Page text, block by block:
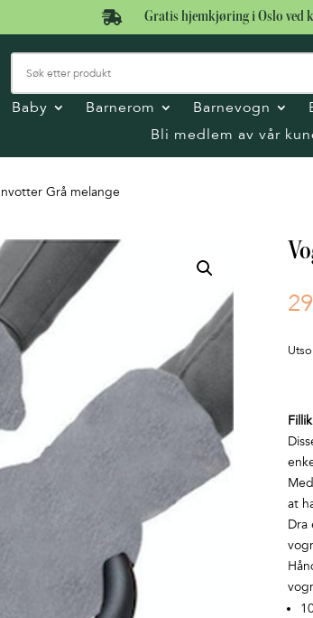
 Gratis hjemkjøring i Oslo ved
Baby Barnerom Barnevogn
Bli medlem av vår
Grå melange
at
Dra